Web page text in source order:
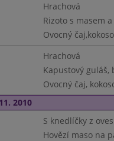
Hrachová
Rizoto s masem
Ovocný
Hrachová
Kapustový guláš,
Ovocný čaj,
2010
S knedlíčky z
Hovězí maso na